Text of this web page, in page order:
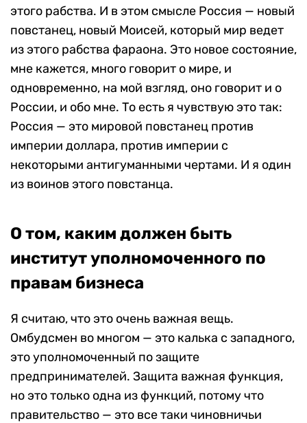
этого рабства. И в этом смысле Россия — новый
повстанец, новый Моисей, который мир ведет
из этого рабства фараона. Это новое состояние,
мне кажется, много говорит о мире, и
одновременно, на мой взгляд, оно говорит и о
России, и обо мне. То есть я чувствую это так:
Россия — это мировой повстанец против
империи доллара, против империи с
некоторыми антигуманными чертами. И я один
из воинов этого повстанца.
О том, каким должен быть
институт уполномоченного по
правам бизнеса
Я считаю, что это очень важная вещь.
Омбудсмен во многом — это калька с западного,
это уполномоченный по защите
предпринимателей. Защита важная функция,
но это только одна из функций, потому что
правительство — это все таки чиновничьи